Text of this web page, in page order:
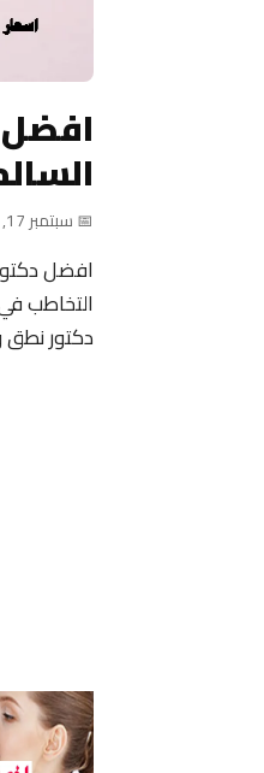
افضل
📅 سبتمبر 17, 2022
افضل
التخاطب
دكتور